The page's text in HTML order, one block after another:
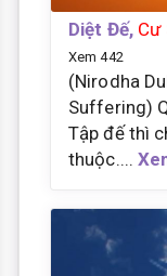
Diệt Đế, Cư
Xem 442
(Nirodha
Suffering)
Tập đế thì
thuộc....